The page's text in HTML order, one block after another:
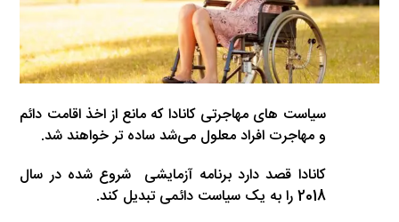
سیاست های مهاجرتی کانادا که مانع از اخذ اقامت دائم
و مهاجرت افراد معلول می‌شد ساده تر خواهند شد.
کانادا قصد دارد برنامه آزمایشی شروع شده در سال
2018 را به یک سیاست دائمی تبدیل کند.